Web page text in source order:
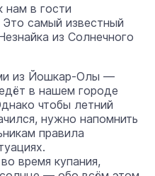
нам в гости
самый известный
из Солнечного
из Йошкар-Олы —
в нашем городе
чтобы летний
нужно напомнить
правила
время купания,